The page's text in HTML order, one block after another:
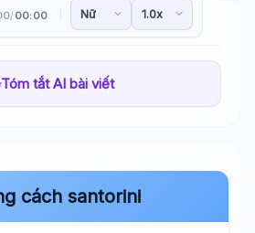
/ 00:00
Tóm tắt AI bài viết
cách santorini